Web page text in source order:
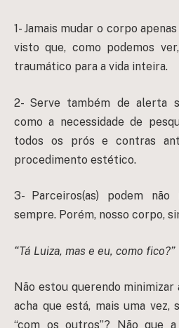
1- Jamais mudar o corpo
visto que, como podemos
traumático para a vida inteira.
2- Serve também de alerta
como a necessidade de
todos os prós e contras
procedimento estético.
3- Parceiros(as) podem não
sempre. Porém, nosso corpo,
“Tá Luiza, mas e eu, como fico?”
Não estou querendo minimizar
acha que está, mais uma vez,
“com os outros”? Não que